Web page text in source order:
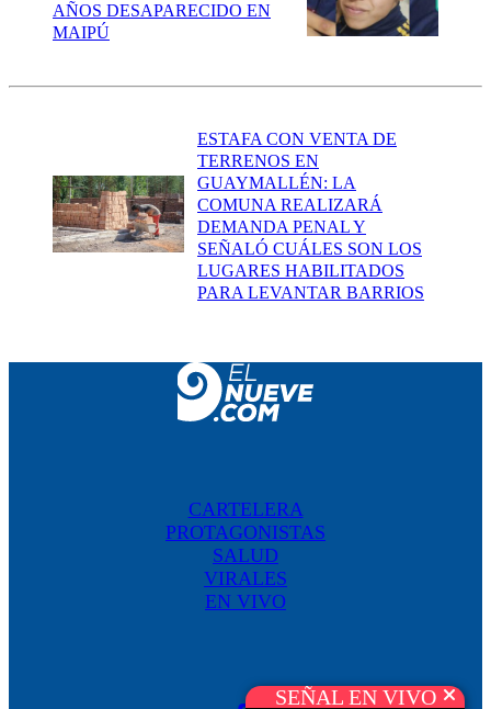
SEÑAL EN VIVO
AÑOS DESAPARECIDO EN
MAIPÚ
ESTAFA CON VENTA DE
TERRENOS EN
GUAYMALLÉN: LA
COMUNA REALIZARÁ
DEMANDA PENAL Y
SEÑALÓ CUÁLES SON LOS
LUGARES HABILITADOS
PARA LEVANTAR BARRIOS
CARTELERA
PROTAGONISTAS
SALUD
VIRALES
EN VIVO